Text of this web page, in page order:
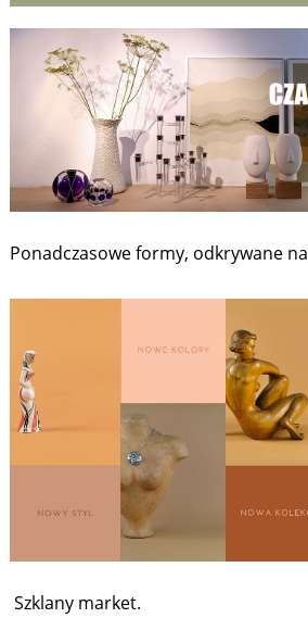
Ponadczasowe formy, odkrywane
Szklany market.